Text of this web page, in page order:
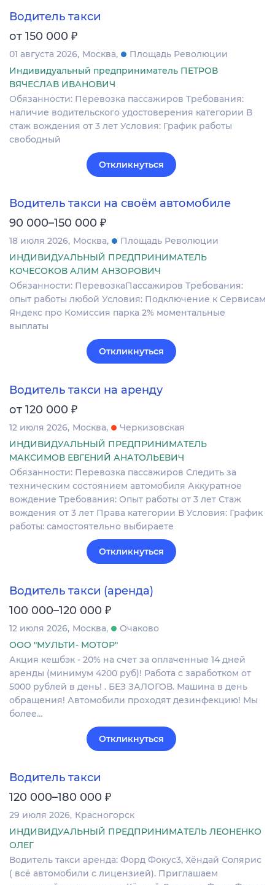
Водитель такси
от 150 000 ₽
01 августа 2026 Москва
Площадь Революции
Индивидуальный предприниматель ПЕТРОВ
ВЯЧЕСЛАВ ИВАНОВИЧ
Обязанности: Перевозка пассажиров Требования:
наличие водительского удостоверения категории В
стаж вождения от 3 лет Условия: График работы
свободный
Откликнуться
Водитель такси на своём автомобиле
90 000–150 000 ₽
18 июля 2026 Москва
Площадь Революции
ИНДИВИДУАЛЬНЫЙ ПРЕДПРИНИМАТЕЛЬ
КОЧЕСОКОВ АЛИМ АНЗОРОВИЧ
Обязанности: ПеревозкаПассажиров Требования:
опыт работы любой Условия: Подключение к Сервисам
Яндекс про Комиссия парка 2% моментальные
выплаты
Откликнуться
Водитель такси на аренду
от 120 000 ₽
12 июля 2026 Москва
Черкизовская
ИНДИВИДУАЛЬНЫЙ ПРЕДПРИНИМАТЕЛЬ
МАКСИМОВ ЕВГЕНИЙ АНАТОЛЬЕВИЧ
Обязанности: Перевозка пассажиров Следить за
техническим состоянием автомобиля Аккуратное
вождение Требования: Опыт работы от 3 лет Стаж
вождения от 3 лет Права категории В Условия: График
работы: самостоятельно выбираете
Откликнуться
Водитель такси (аренда)
100 000–120 000 ₽
12 июля 2026 Москва
Очаково
ООО "МУЛЬТИ- МОТОР"
Акция кешбэк - 20% на счет за оплаченные 14 дней
аренды (минимум 4200 руб)! Работа с заработком от
5000 рублей в день! . БЕЗ ЗАЛОГОВ. Машина в день
обращения! Автомобили проходят дезинфекцию! Мы
более…
Откликнуться
Водитель такси
120 000–180 000 ₽
29 июля 2026 Красногорск
ИНДИВИДУАЛЬНЫЙ ПРЕДПРИНИМАТЕЛЬ ЛЕОНЕНКО
ОЛЕГ
Водитель такси аренда: Форд Фокус3, Хёндай Солярис
( всё автомобили с лицензией). Приглашаем